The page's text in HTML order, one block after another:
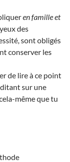
en famille et
des
sont obligés
conserver les
de lire à ce point
sur une
même que tu